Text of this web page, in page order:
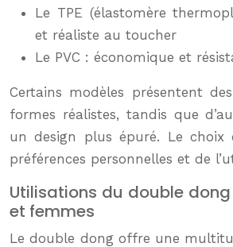
Le TPE (élastomère
et réaliste au toucher
Le PVC : économique et
Certains modèles présentent
formes réalistes, tandis que
un design plus épuré. Le choix
préférences personnelles et de
Utilisations du double
et femmes
Le double dong offre une